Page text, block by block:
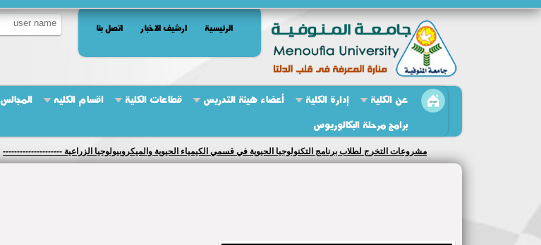
الرئيسية ارشيف الاخبار اتصل بنا
عن الكلية إدارة الكلية أعضاء هيئة التدريس قطاعات الكلية اقسام الكليه المجالس
برامج مرحلة البكالوريوس
مشروعات التخرج لطلاب برنامج التكنولوجيا الحيوية في قسمي الكيمياء الحيوية والميكروبيولوجيا الزراعية ---------------------